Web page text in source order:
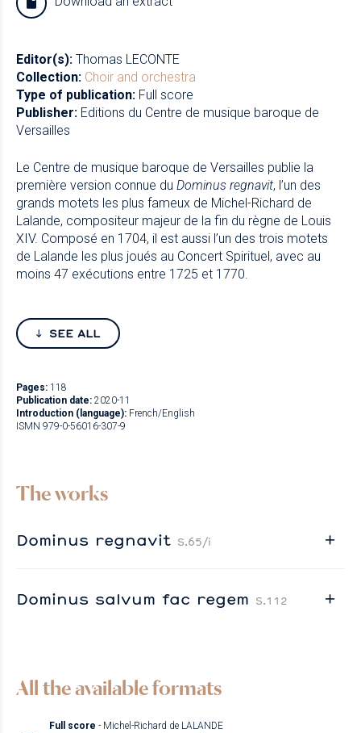
Editor(s): Thomas LECONTE
Collection: Choir and orchestra
Type of publication: Full score
Publisher: Editions du Centre de musique baroque de
Versailles
Le Centre de musique baroque de Versailles publie la
première version connue du Dominus regnavit, l’un des
grands motets les plus fameux de Michel-Richard de
Lalande, compositeur majeur de la fin du règne de Louis
XIV. Composé en 1704, il est aussi l’un des trois motets
de Lalande les plus joués au Concert Spirituel, avec au
moins 47 exécutions entre 1725 et 1770.
SEE ALL
Pages: 118
Publication date: 2020-11
Introduction (language): French/English
ISMN 979-0-56016-307-9
The works
Dominus regnavit S.65/i
Dominus salvum fac regem S.112
All the available formats
Full score - Michel-Richard de LALANDE